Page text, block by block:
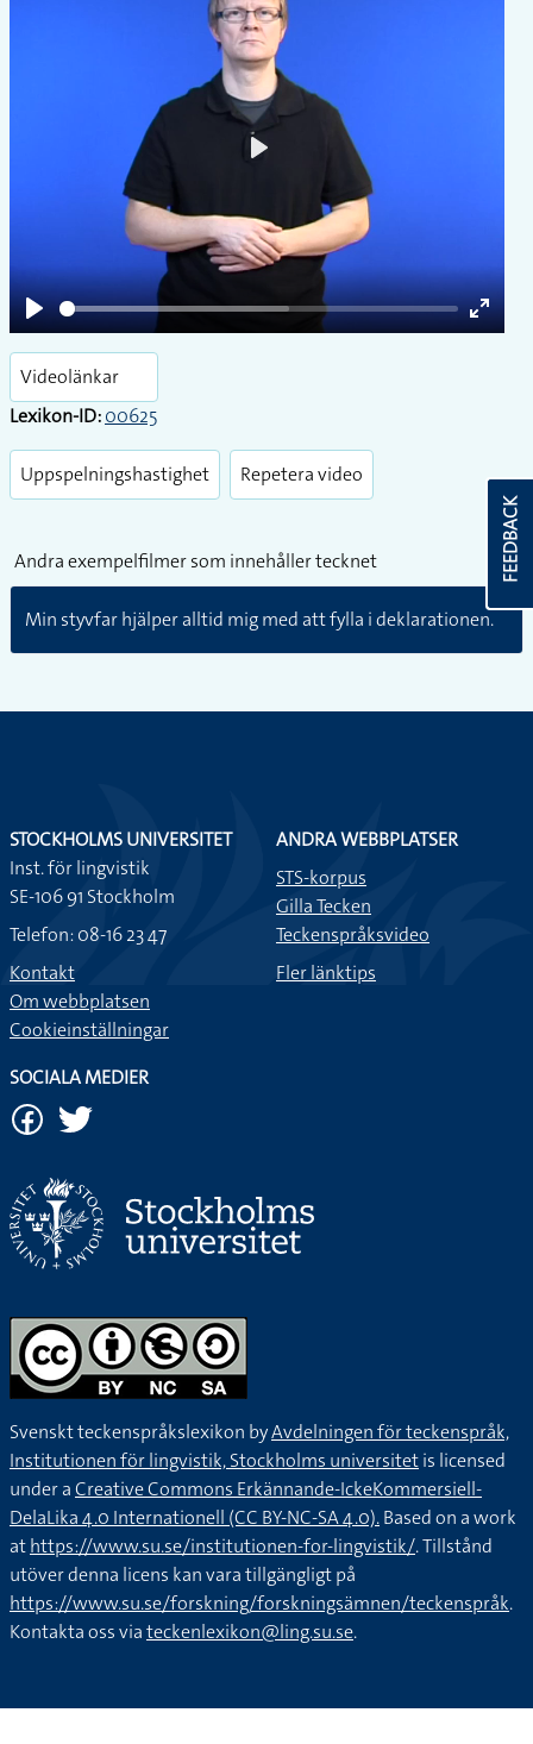
Play
Enter
Videolänkar
Lexikon-ID:00625
Uppspelningshastighet Repetera video
Andra exempelfilmer som innehåller tecknet
Min styvfar hjälper alltid mig med att fylla i deklarationen.
FEEDBACK
STOCKHOLMS UNIVERSITET
Inst. för lingvistik
SE-106 91 Stockholm
Telefon: 08-16 23 47
Kontakt
Om webbplatsen
Cookieinställningar
ANDRA WEBBPLATSER
STS-korpus
Gilla Tecken
Teckenspråksvideo
Fler länktips
SOCIALA MEDIER
Svenskt teckenspråkslexikon byAvdelningen för teckenspråk,
Institutionen för lingvistik, Stockholms universitetis licensed
under aCreative Commons Erkännande-IckeKommersiell-
DelaLika 4.0 Internationell (CC BY-NC-SA 4.0).Based on a work
athttps://www.su.se/institutionen-for-lingvistik/. Tillstånd
utöver denna licens kan vara tillgängligt på
https://www.su.se/forskning/forskningsämnen/teckenspråk.
Kontakta oss viateckenlexikon@ling.su.se.